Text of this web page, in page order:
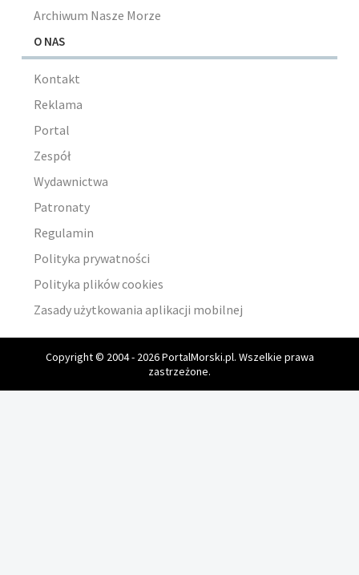
Archiwum Nasze Morze
O NAS
Kontakt
Reklama
Portal
Zespół
Wydawnictwa
Patronaty
Regulamin
Polityka prywatności
Polityka plików cookies
Zasady użytkowania aplikacji mobilnej
Copyright © 2004 - 2026 PortalMorski.pl. Wszelkie prawa
zastrzeżone.